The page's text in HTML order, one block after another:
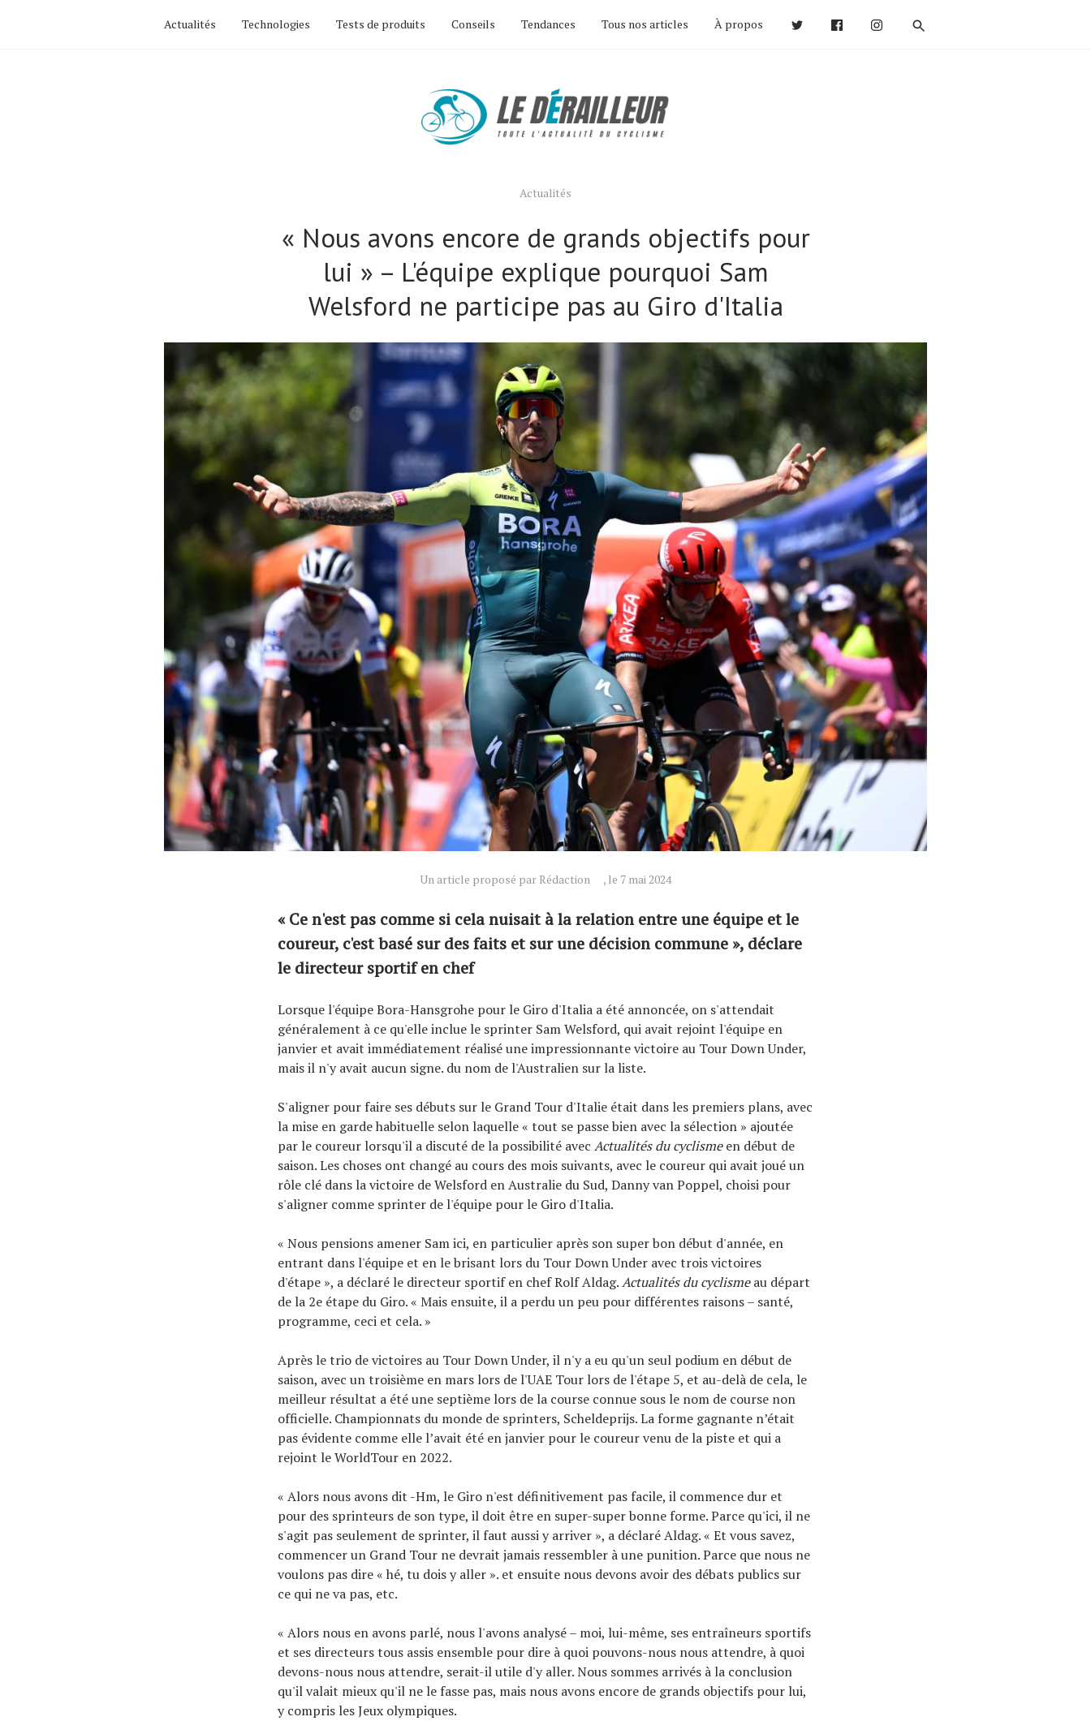
Actualités Technologies Tests de produits Conseils Tendances Tous nos articles À propos
Actualités
« Nous avons encore de grands objectifs pour
lui » – L'équipe explique pourquoi Sam
Welsford ne participe pas au Giro d'Italia
Un article proposé par Rédaction , le 7 mai 2024
« Ce n'est pas comme si cela nuisait à la relation entre une équipe et le
coureur, c'est basé sur des faits et sur une décision commune », déclare
le directeur sportif en chef
Lorsque l'équipe Bora-Hansgrohe pour le Giro d'Italia a été annoncée, on s'attendait
généralement à ce qu'elle inclue le sprinter Sam Welsford, qui avait rejoint l'équipe en
janvier et avait immédiatement réalisé une impressionnante victoire au Tour Down Under,
mais il n'y avait aucun signe. du nom de l'Australien sur la liste.
S'aligner pour faire ses débuts sur le Grand Tour d'Italie était dans les premiers plans, avec
la mise en garde habituelle selon laquelle « tout se passe bien avec la sélection » ajoutée
par le coureur lorsqu'il a discuté de la possibilité avec Actualités du cyclismeen début de
saison. Les choses ont changé au cours des mois suivants, avec le coureur qui avait joué un
rôle clé dans la victoire de Welsford en Australie du Sud, Danny van Poppel, choisi pour
s'aligner comme sprinter de l'équipe pour le Giro d'Italia.
« Nous pensions amener Sam ici, en particulier après son super bon début d'année, en
entrant dans l'équipe et en le brisant lors du Tour Down Under avec trois victoires
d'étape », a déclaré le directeur sportif en chef Rolf Aldag.Actualités du cyclismeau départ
de la 2e étape du Giro. « Mais ensuite, il a perdu un peu pour différentes raisons – santé,
programme, ceci et cela. »
Après le trio de victoires au Tour Down Under, il n'y a eu qu'un seul podium en début de
saison, avec un troisième en mars lors de l'UAE Tour lors de l'étape 5, et au-delà de cela, le
meilleur résultat a été une septième lors de la course connue sous le nom de course non
officielle. Championnats du monde de sprinters, Scheldeprijs. La forme gagnante n’était
pas évidente comme elle l’avait été en janvier pour le coureur venu de la piste et qui a
rejoint le WorldTour en 2022.
« Alors nous avons dit -Hm, le Giro n'est définitivement pas facile, il commence dur et
pour des sprinteurs de son type, il doit être en super-super bonne forme. Parce qu'ici, il ne
s'agit pas seulement de sprinter, il faut aussi y arriver », a déclaré Aldag. « Et vous savez,
commencer un Grand Tour ne devrait jamais ressembler à une punition. Parce que nous ne
voulons pas dire « hé, tu dois y aller ». et ensuite nous devons avoir des débats publics sur
ce qui ne va pas, etc.
« Alors nous en avons parlé, nous l'avons analysé – moi, lui-même, ses entraîneurs sportifs
et ses directeurs tous assis ensemble pour dire à quoi pouvons-nous nous attendre, à quoi
devons-nous nous attendre, serait-il utile d'y aller. Nous sommes arrivés à la conclusion
qu'il valait mieux qu'il ne le fasse pas, mais nous avons encore de grands objectifs pour lui,
y compris les Jeux olympiques.